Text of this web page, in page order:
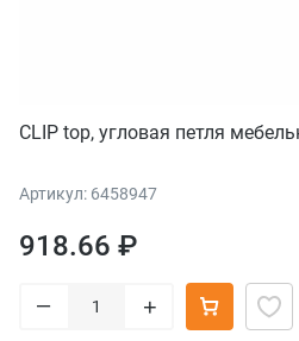
CLIP top, угловая петля
Артикул: 6458947
918.66 ₽
– +